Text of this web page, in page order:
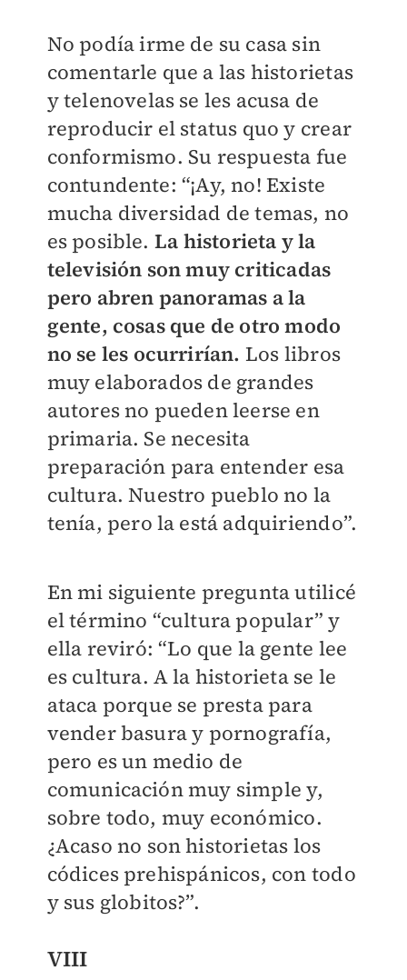
No podía irme de su casa sin
comentarle que a las historietas
y telenovelas se les acusa de
reproducir el status quo y crear
conformismo. Su respuesta fue
contundente: “¡Ay, no! Existe
mucha diversidad de temas, no
es posible. La historieta y la
televisión son muy criticadas
pero abren panoramas a la
gente, cosas que de otro modo
no se les ocurrirían. Los libros
muy elaborados de grandes
autores no pueden leerse en
primaria. Se necesita
preparación para entender esa
cultura. Nuestro pueblo no la
tenía, pero la está adquiriendo”.
En mi siguiente pregunta utilicé
el término “cultura popular” y
ella reviró: “Lo que la gente lee
es cultura. A la historieta se le
ataca porque se presta para
vender basura y pornografía,
pero es un medio de
comunicación muy simple y,
sobre todo, muy económico.
¿Acaso no son historietas los
códices prehispánicos, con todo
y sus globitos?”.
VIII